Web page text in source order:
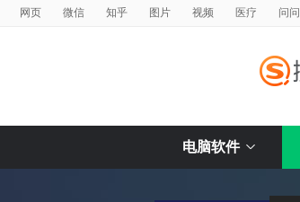
网页 微信 知乎 图片 视频 医疗 问问
电脑软件